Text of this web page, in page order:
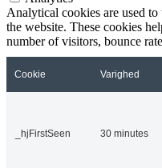
Analytical cookies are used
the website. These cookies
number of visitors, bounce
Cookie Varighed
_hjFirstSeen 30 minutes